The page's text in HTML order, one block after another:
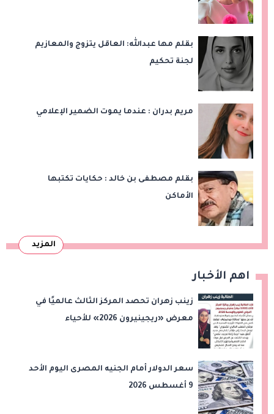
بقلم مها عبدالله: العاقل يتزوج والمعازيم
لجنة تحكيم
مريم بدران : عندما يموت الضمير الإعلامي
بقلم مصطفى بن خالد : حكايات تكتبها
الأماكن
المزيد
اهم الأخبار
زينب زهران تحصد المركز الثالث عالميًا في
معرض «ريجينيرون 2026» للأحياء
سعر الدولار أمام الجنيه المصرى اليوم الأحد
9 أغسطس 2026